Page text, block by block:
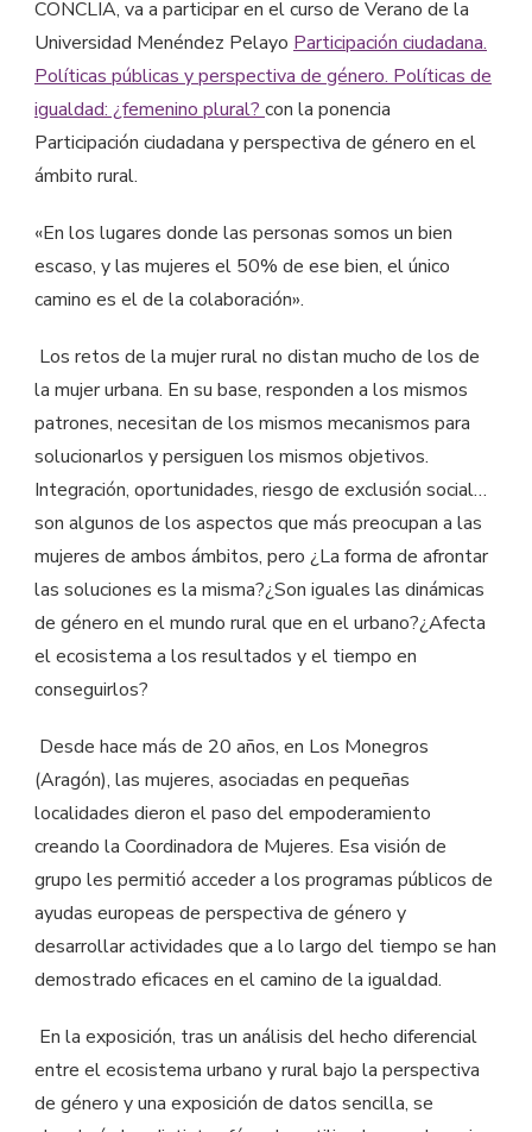
CONCLIA, va a participar en el curso de Verano de la
Universidad Menéndez Pelayo Participación ciudadana.
Políticas públicas y perspectiva de género. Políticas de
igualdad: ¿femenino plural? con la ponencia
Participación ciudadana y perspectiva de género en el
ámbito rural.
«En los lugares donde las personas somos un bien
escaso, y las mujeres el 50% de ese bien, el único
camino es el de la colaboración».
Los retos de la mujer rural no distan mucho de los de
la mujer urbana. En su base, responden a los mismos
patrones, necesitan de los mismos mecanismos para
solucionarlos y persiguen los mismos objetivos.
Integración, oportunidades, riesgo de exclusión social…
son algunos de los aspectos que más preocupan a las
mujeres de ambos ámbitos, pero ¿La forma de afrontar
las soluciones es la misma?¿Son iguales las dinámicas
de género en el mundo rural que en el urbano?¿Afecta
el ecosistema a los resultados y el tiempo en
conseguirlos?
Desde hace más de 20 años, en Los Monegros
(Aragón), las mujeres, asociadas en pequeñas
localidades dieron el paso del empoderamiento
creando la Coordinadora de Mujeres. Esa visión de
grupo les permitió acceder a los programas públicos de
ayudas europeas de perspectiva de género y
desarrollar actividades que a lo largo del tiempo se han
demostrado eficaces en el camino de la igualdad.
En la exposición, tras un análisis del hecho diferencial
entre el ecosistema urbano y rural bajo la perspectiva
de género y una exposición de datos sencilla, se